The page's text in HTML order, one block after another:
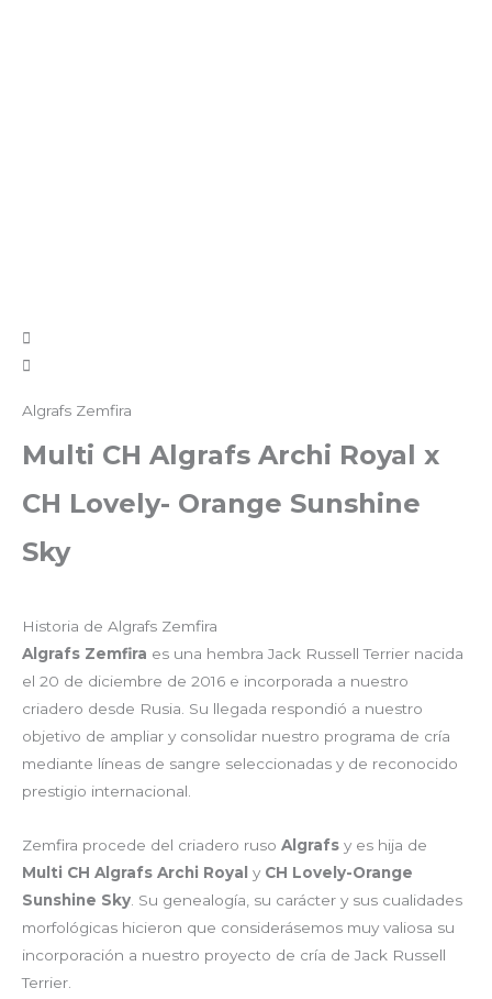
Algrafs Zemfira
Multi CH Algrafs Archi Royal x
CH Lovely- Orange Sunshine
Sky
Historia de Algrafs Zemfira
Algrafs Zemfira es una hembra Jack Russell Terrier nacida
el 20 de diciembre de 2016 e incorporada a nuestro
criadero desde Rusia. Su llegada respondió a nuestro
objetivo de ampliar y consolidar nuestro programa de cría
mediante líneas de sangre seleccionadas y de reconocido
prestigio internacional.
Zemfira procede del criadero ruso Algrafs y es hija de
Multi CH Algrafs Archi Royal y CH Lovely-Orange
Sunshine Sky. Su genealogía, su carácter y sus cualidades
morfológicas hicieron que considerásemos muy valiosa su
incorporación a nuestro proyecto de cría de Jack Russell
Terrier.